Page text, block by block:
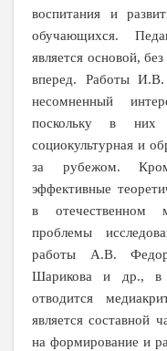
воспитания и
обучающихся.
является основой,
вперед. Работы
несомненный
поскольку в них
социокультурная и
за рубежом.
эффективные
в отечественном
проблемы
работы А.В.
Шарикова и др., в
отводится
является составной
на формирование и